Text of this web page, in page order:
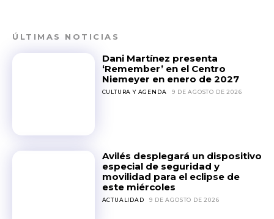
ÚLTIMAS NOTICIAS
Dani Martínez presenta
‘Remember’ en el Centro
Niemeyer en enero de 2027
CULTURA Y AGENDA 9 DE AGOSTO DE 2026
Avilés desplegará un dispositivo
especial de seguridad y
movilidad para el eclipse de
este miércoles
ACTUALIDAD 9 DE AGOSTO DE 2026